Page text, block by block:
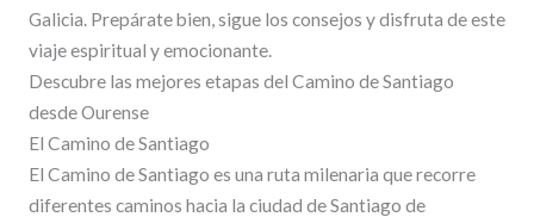
Galicia. Prepárate bien, sigue los consejos y disfruta de este
viaje espiritual y emocionante.
Descubre las mejores etapas del Camino de Santiago
desde Ourense
El Camino de Santiago
El Camino de Santiago es una ruta milenaria que recorre
diferentes caminos hacia la ciudad de Santiago de